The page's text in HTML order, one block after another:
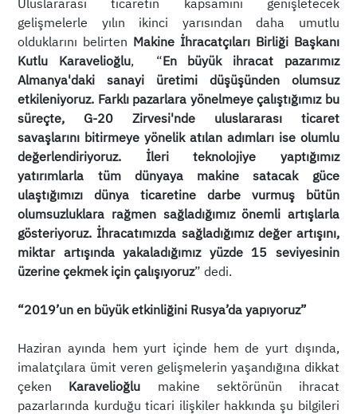
gelişmelerle yılın ikinci yarısından daha umutlu
olduklarını belirten Makine İhracatçıları Birliği Başkanı
Kutlu Karavelioğlu, “En büyük ihracat pazarımız
Almanya'daki sanayi üretimi düşüşünden olumsuz
etkileniyoruz. Farklı pazarlara yönelmeye çalıştığımız bu
süreçte, G-20 Zirvesi'nde uluslararası ticaret
savaşlarını bitirmeye yönelik atılan adımları ise olumlu
değerlendiriyoruz. İleri teknolojiye yaptığımız
yatırımlarla tüm dünyaya makine satacak güce
ulaştığımızı dünya ticaretine darbe vurmuş bütün
olumsuzluklara rağmen sağladığımız önemli artışlarla
gösteriyoruz. İhracatımızda sağladığımız değer artışını,
miktar artışında yakaladığımız yüzde 15 seviyesinin
üzerine çekmek için çalışıyoruz” dedi.
“2019’un en büyük etkinliğini Rusya’da yapıyoruz”
Haziran ayında hem yurt içinde hem de yurt dışında,
imalatçılara ümit veren gelişmelerin yaşandığına dikkat
çeken Karavelioğlu makine sektörünün ihracat
pazarlarında kurduğu ticari ilişkiler hakkında şu bilgileri